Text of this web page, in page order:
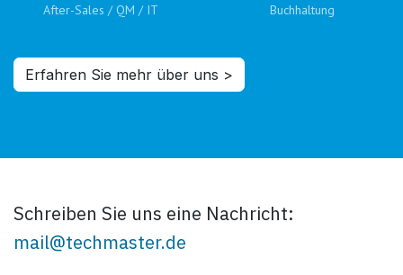
Erfahren Sie mehr über uns >
Buchhaltung
After-Sales / QM / IT
Schreiben Sie uns eine Nachricht:
mail@techmaster.de